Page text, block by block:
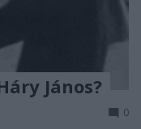
János?
0